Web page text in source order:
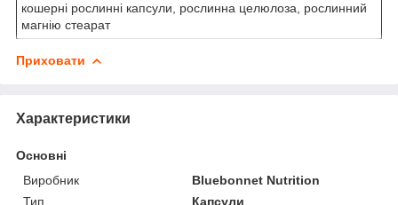
кошерні рослинні капсули, рослинна целюлоза, рослинний
магнію стеарат
Приховати
Характеристики
Основні
Виробник
Bluebonnet Nutrition
Тип
Капсули